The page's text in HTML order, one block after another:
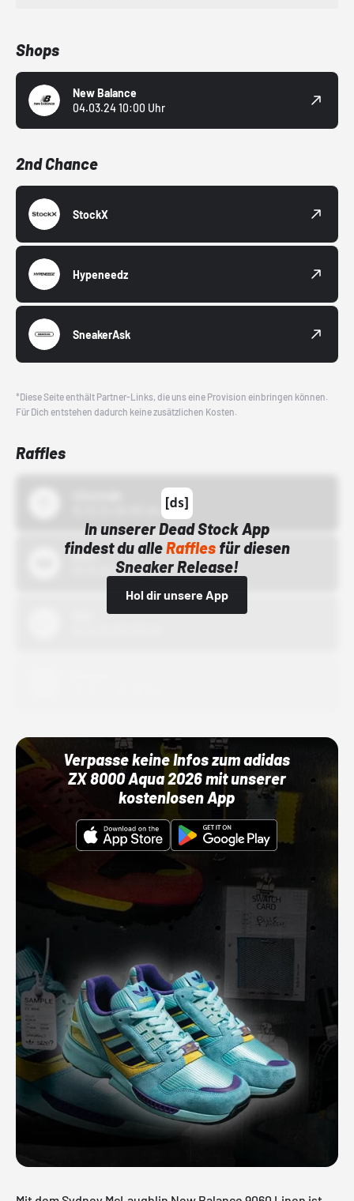
Shops
New Balance
04.03.24 10:00 Uhr
2nd Chance
StockX
Hypeneedz
SneakerAsk
*Diese Seite enthält Partner-Links, die uns eine Provision einbringen können.
Für Dich entstehen dadurch keine zusätzlichen Kosten.
Raffles
In unserer Dead Stock App
findest du alleRafflesfür diesen
Sneaker Release!
Hol dir unsere App
Bstn
01.10.22 00:00 Uhr
Verpasse keine Infos zum adidas
ZX 8000 Aqua 2026 mit unserer
kostenlosen App